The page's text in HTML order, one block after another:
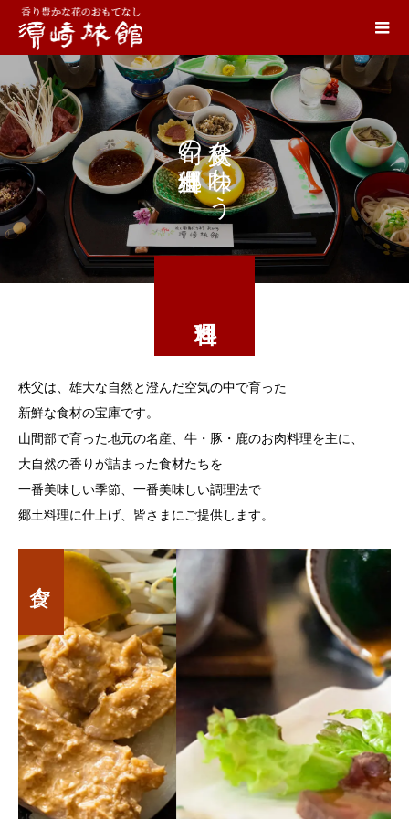
秩父を味わう
旬の郷土料理。
秩父は、雄大な自然と澄んだ空気の中で育った
新鮮な食材の宝庫です。
山間部で育った地元の名産、牛・豚・鹿のお肉料理を主に、
大自然の香りが詰まった食材たちを
一番美味しい季節、一番美味しい調理法で
郷土料理に仕上げ、皆さまにご提供します。